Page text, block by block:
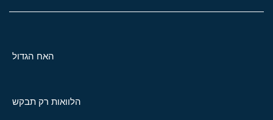
האח הגדול
הלוואות רק תבקש